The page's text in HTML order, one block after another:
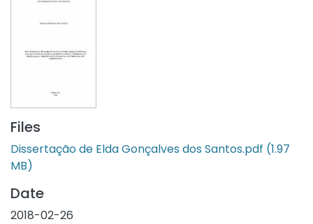
Files
Dissertação de Elda Gonçalves dos Santos.pdf (1.97
MB)
Date
2018-02-26